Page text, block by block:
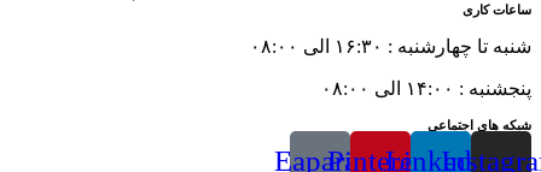
ساعات کاری
شنبه تا چهارشنبه : ۱۶:۳۰ الی ۰۸:۰۰
پنجشنبه : ۱۴:۰۰ الی ۰۸:۰۰
شبکه های اجتماعی
Linkedin
Pinterest
Eaparat